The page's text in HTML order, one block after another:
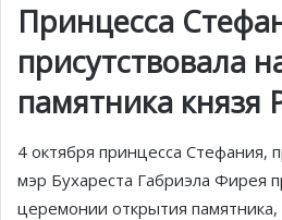
Принцесса
присутствовала
памятника князя
4 октября принцесса Стефания,
мэр Бухареста Габриэла Фирея
церемонии открытия